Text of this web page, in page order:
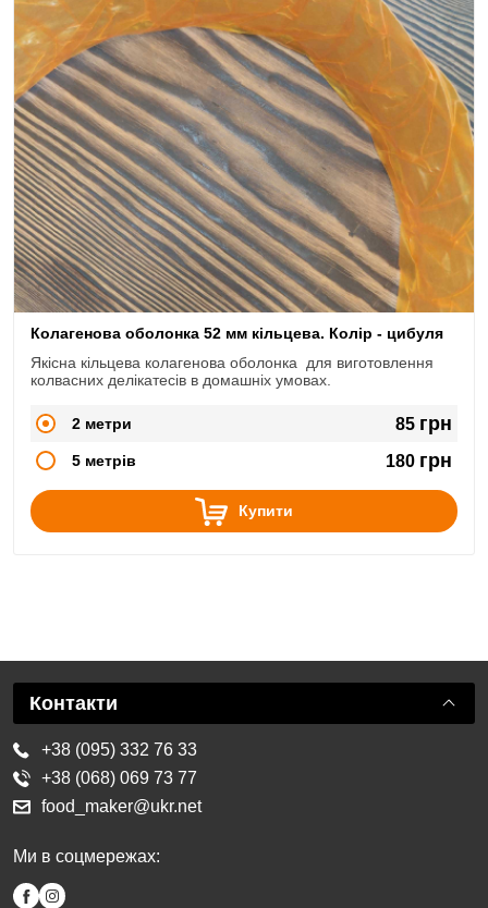
Колагенова оболонка 52 мм кільцева. Колір - цибуля
Якісна кільцева колагенова оболонка для виготовлення
колвасних делікатесів в домашніх умовах.
2 метри 85 грн
5 метрів 180 грн
Купити
Контакти
+38 (095) 332 76 33
+38 (068) 069 73 77
food_maker@ukr.net
Ми в соцмережах: